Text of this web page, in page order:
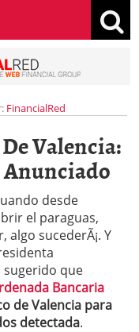
FinancialRed
Valencia:
Anunciado
desde
el paraguas,
algo sucederÃ¡. Y
sugerido que
Bancaria
de Valencia para
detectada.